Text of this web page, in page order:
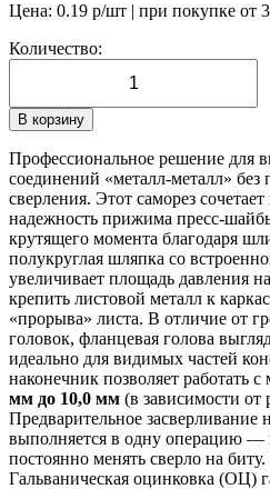
Цена: 0.19 р/шт | при покупке от
Количество:
В корзину
Профессиональное решение для
соединений «металл-металл» без
сверления. Этот саморез
надежность прижима пресс-
крутящего момента благодаря
полукруглая шляпка со
увеличивает площадь давления
крепить листовой металл к
«прорыва» листа. В отличие от
головок, фланцевая голова
идеально для видимых частей
наконечник позволяет работать
мм до 10,0 мм (в зависимости
Предварительное засверливание
выполняется в одну операцию —
постоянно менять сверло на
Гальваническая оцинковка (ОЦ)